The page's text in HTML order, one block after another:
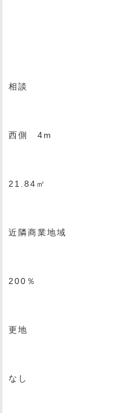
相談
西側 4m
21.84㎡
近隣商業地域
200％
更地
なし